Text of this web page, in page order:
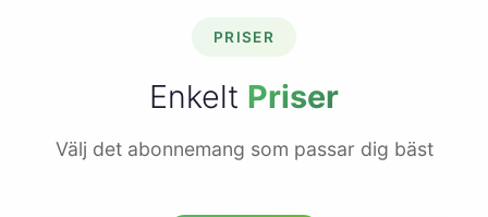
PRISER
Enkelt Priser
Välj det abonnemang som passar dig bäst